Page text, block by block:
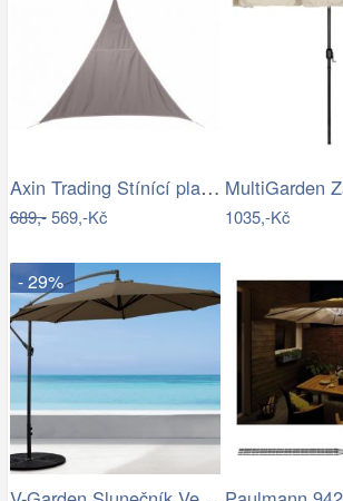
Axin Trading Stínící plachta…
689,-569,-Kč 1035,-Kč
- 29%